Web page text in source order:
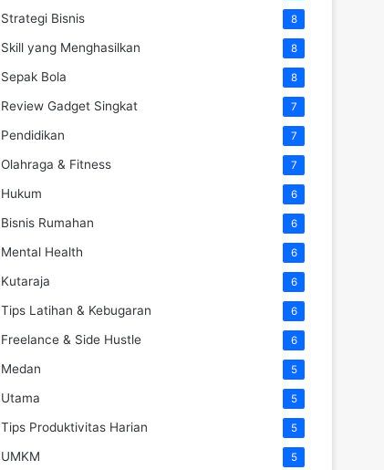
Strategi Bisnis 8
Skill yang Menghasilkan 8
Sepak Bola 8
Review Gadget Singkat 7
Pendidikan 7
Olahraga & Fitness 7
Hukum 6
Bisnis Rumahan 6
Mental Health 6
Kutaraja 6
Tips Latihan & Kebugaran 6
Freelance & Side Hustle 6
Medan 5
Utama 5
Tips Produktivitas Harian 5
UMKM 5